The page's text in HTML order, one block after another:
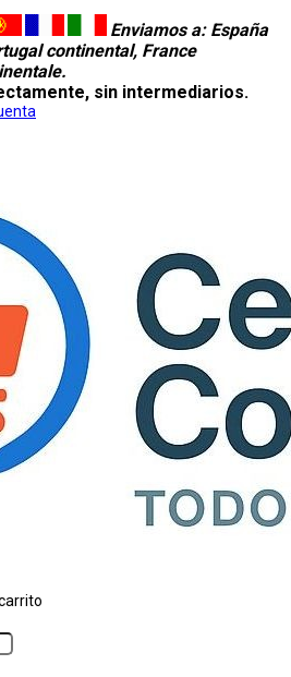
Enviamos a: España
continental, France
sin intermediarios.